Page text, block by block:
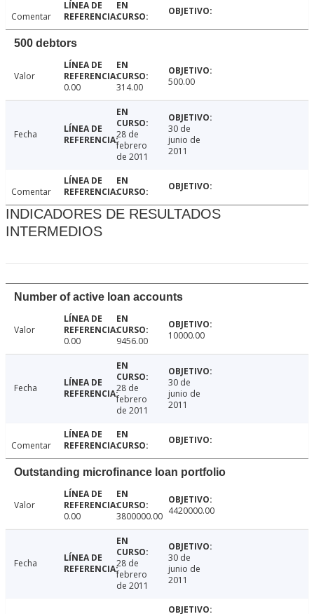
Comentar
500 debtors
Valor
0.00
314.00 500.00
Fecha
28 de
febrero
de 2011
30 de
junio de
2011
Comentar
INDICADORES DE RESULTADOS
INTERMEDIOS
Number of active loan accounts
Valor
0.00
9456.00 10000.00
Fecha
28 de
febrero
de 2011
30 de
junio de
2011
Comentar
Outstanding microfinance loan portfolio
Valor
0.00
3800000.00 4420000.00
Fecha
28 de
febrero
de 2011
30 de
junio de
2011